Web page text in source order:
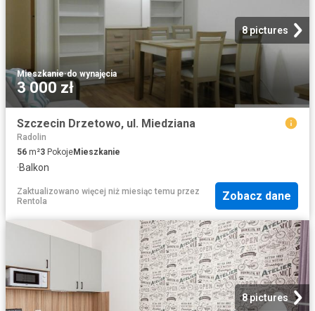
8 pictures
Mieszkanie·do wynajęcia
3 000 zł
Szczecin Drzetowo, ul. Miedziana
Radolin
56 m²3 PokojeMieszkanie
·Balkon
Zaktualizowano więcej niż miesiąc temu przez
Rentola
Zobacz dane
8 pictures